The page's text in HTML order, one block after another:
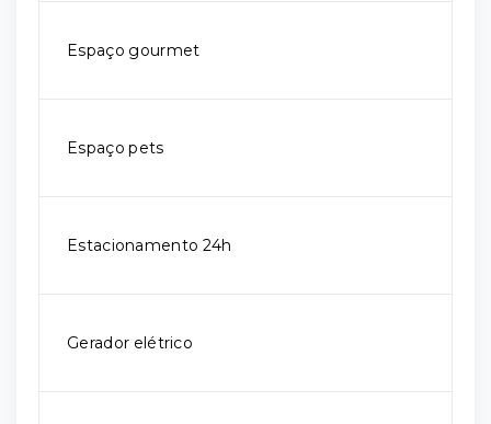
Espaço gourmet
Espaço pets
Estacionamento 24h
Gerador elétrico